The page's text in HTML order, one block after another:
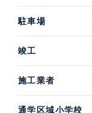
駐車場
竣工
施工業者
通学区域小学校